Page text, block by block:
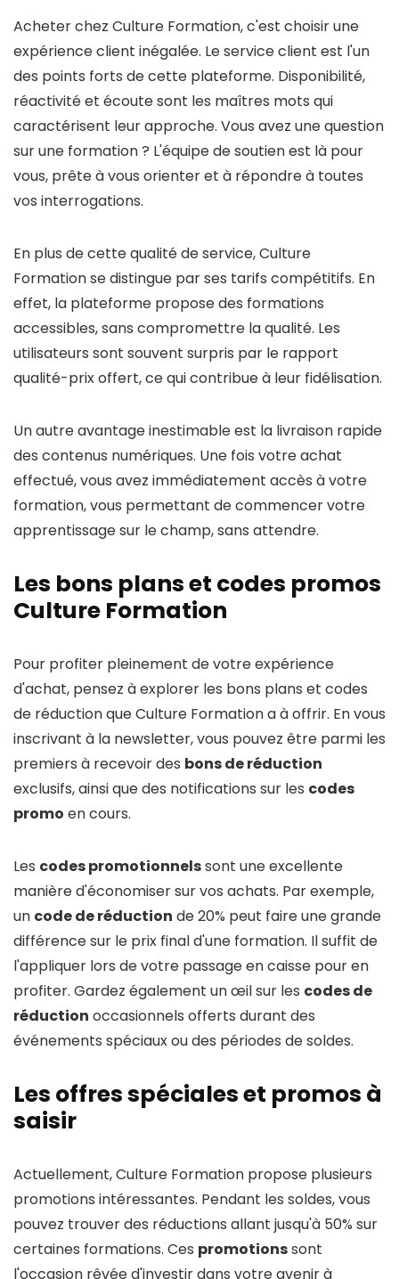
Acheter chez Culture Formation, c'est choisir une
expérience client inégalée. Le service client est l'un
des points forts de cette plateforme. Disponibilité,
réactivité et écoute sont les maîtres mots qui
caractérisent leur approche. Vous avez une question
sur une formation ? L'équipe de soutien est là pour
vous, prête à vous orienter et à répondre à toutes
vos interrogations.
En plus de cette qualité de service, Culture
Formation se distingue par ses tarifs compétitifs. En
effet, la plateforme propose des formations
accessibles, sans compromettre la qualité. Les
utilisateurs sont souvent surpris par le rapport
qualité-prix offert, ce qui contribue à leur fidélisation.
Un autre avantage inestimable est la livraison rapide
des contenus numériques. Une fois votre achat
effectué, vous avez immédiatement accès à votre
formation, vous permettant de commencer votre
apprentissage sur le champ, sans attendre.
Les bons plans et codes promos
Culture Formation
Pour profiter pleinement de votre expérience
d'achat, pensez à explorer les bons plans et codes
de réduction que Culture Formation a à offrir. En vous
inscrivant à la newsletter, vous pouvez être parmi les
premiers à recevoir des bons de réduction
exclusifs, ainsi que des notifications sur les codes
promo en cours.
Les codes promotionnelssont une excellente
manière d'économiser sur vos achats. Par exemple,
un code de réduction de 20% peut faire une grande
différence sur le prix final d'une formation. Il suffit de
l'appliquer lors de votre passage en caisse pour en
profiter. Gardez également un œil sur les codes de
réduction occasionnels offerts durant des
événements spéciaux ou des périodes de soldes.
Les offres spéciales et promos à
saisir
Actuellement, Culture Formation propose plusieurs
promotions intéressantes. Pendant les soldes, vous
pouvez trouver des réductions allant jusqu'à 50% sur
certaines formations. Ces promotionssont
l'occasion rêvée d'investir dans votre avenir à